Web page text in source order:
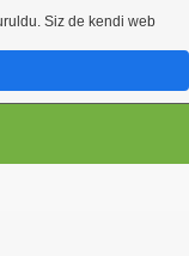
Siz de kendi web